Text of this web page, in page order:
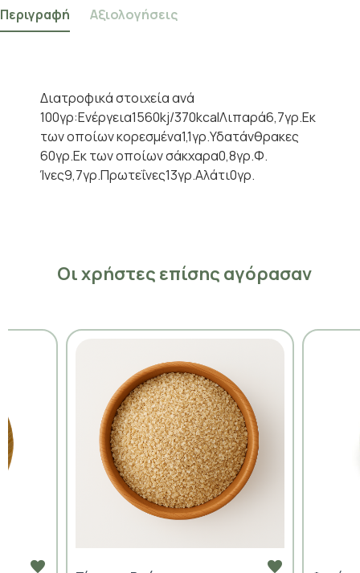
Περιγραφή Αξιολογήσεις
Διατροφικά στοιχεία ανά
100γρ:Ενέργεια1560kj/370kcalΛιπαρά6,7γρ.Εκ
των οποίων κορεσμένα1,1γρ.Υδατάνθρακες
60γρ.Εκ των οποίων σάκχαρα0,8γρ.Φ.
Ίνες9,7γρ.Πρωτεΐνες13γρ.Αλάτι0γρ.
Οι χρήστες επίσης αγόρασαν